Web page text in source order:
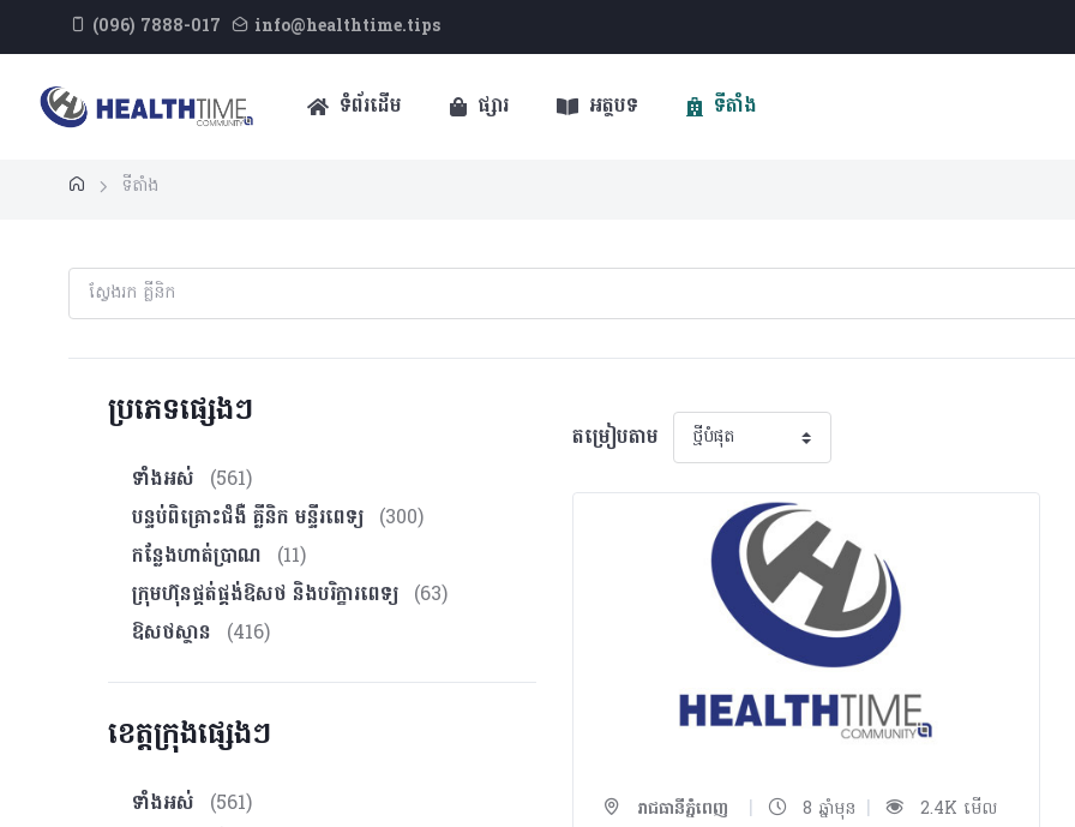
(096) 7888-017 info@healthtime.tips
ទំព័រដើម ផ្សារ អត្ថបទ ទីតាំង
ទីតាំង
ប្រភេទផ្សេងៗ
ទាំងអស់
(561)
បន្ទប់ពិគ្រោះ​ជំងឺ គ្លីនិក មន្ទីរពេទ្យ (300)
កន្លែងហាត់ប្រាណ
(11)
ក្រុមហ៊ុនផ្គត់ផ្គង់ឱសថ និងបរិក្ខារពេទ្យ (63)
ឱសថស្ថាន
(416)
ខេត្តក្រុងផ្សេងៗ
ទាំងអស់
(561)
តម្រៀបតាម
រាជធានីភ្នំពេញ | 8 ឆ្នាំមុន | 2.4K មើល